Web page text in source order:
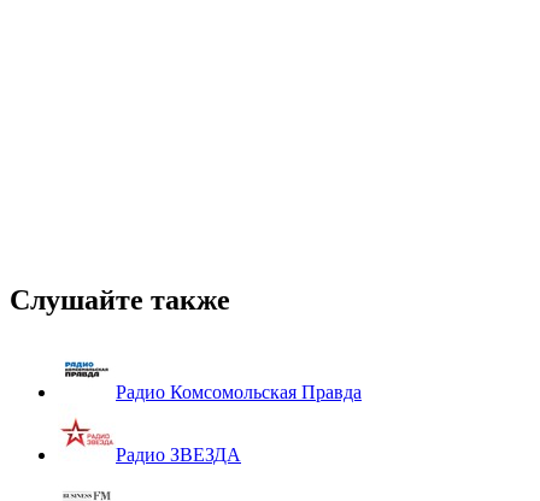
Слушайте также
Радио Комсомольская Правда
Радио ЗВЕЗДА